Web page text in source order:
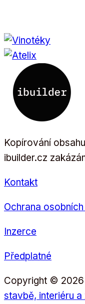
Kopírování
ibuilder.cz
Kontakt
Ochrana
Inzerce
Předplatné
Copyright © 2026
stavbě, interiéru a